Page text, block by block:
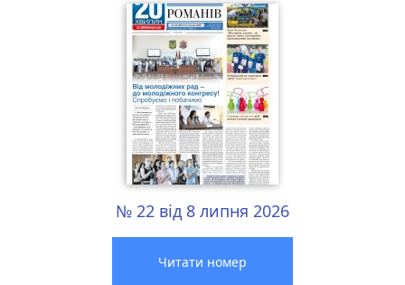
№ 22 від 8 липня 2026
Читати номер